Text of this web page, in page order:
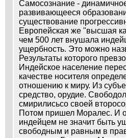
Самосознание -
развивающееся
существование
Европейская же "высшая
чем 500 лет внушала
ущербность. Это можно
Результаты которого
Индейское население
качестве носителя
отношению к миру. Из
средство, орудие.
смирилисьсо своей
Потом пришел Моралес. И
индейцем не значит быть
свободным и равным в